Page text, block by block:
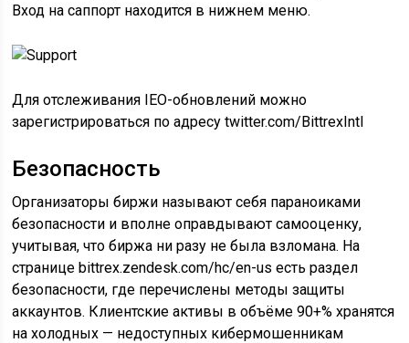
Вход на саппорт находится в нижнем меню.
Для отслеживания IEO-обновлений можно
зарегистрироваться по адресу twitter.com/BittrexIntl
Безопасность
Организаторы биржи называют себя параноиками
безопасности и вполне оправдывают самооценку,
учитывая, что биржа ни разу не была взломана. На
странице bittrex.zendesk.com/hc/en-us есть раздел
безопасности, где перечислены методы защиты
аккаунтов. Клиентские активы в объёме 90+% хранятся
на холодных — недоступных кибермошенникам